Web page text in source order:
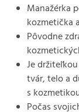
Manažérka
kozmetička
Pôvodne
Je
tvár, telo a
s
Počas